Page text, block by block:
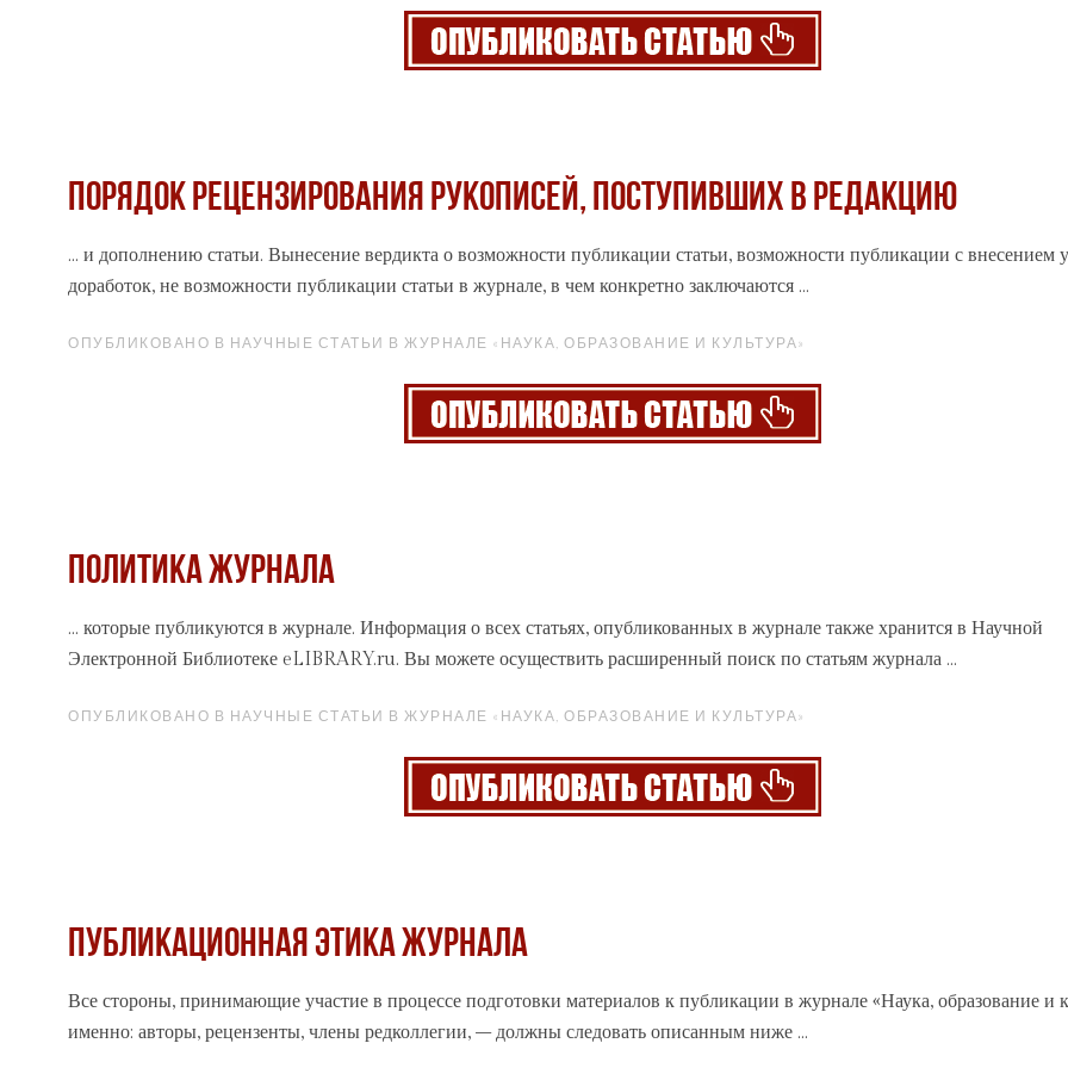
Порядок рецензирования рукописей, поступивших в редакцию
... и дополнению статьи. Вынесение вердикта о возможности публикации статьи, возможности публикации с внесением
доработок, не возможности публикации статьи в журнале, в чем конкретно заключаются ...
ОПУБЛИКОВАНО В НАУЧНЫЕ СТАТЬИ В ЖУРНАЛЕ «НАУКА, ОБРАЗОВАНИЕ И КУЛЬТУРА»
Политика журнала
... которые публикуются в журнале. Информация о всех статьях, опубликованных в журнале также хранится в Научной
Электронной Библиотеке eLIBRARY.ru. Вы можете осуществить расширенный поиск по статьям журнала ...
ОПУБЛИКОВАНО В НАУЧНЫЕ СТАТЬИ В ЖУРНАЛЕ «НАУКА, ОБРАЗОВАНИЕ И КУЛЬТУРА»
Публикационная этика журнала
Все стороны, принимающие участие в процессе подготовки материалов к публикации в журнале «Наука, образование и
именно: авторы, рецензенты, члены редколлегии, – должны следовать описанным ниже ...